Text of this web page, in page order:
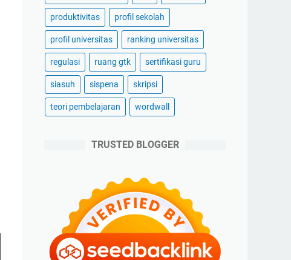
produktivitas profil sekolah
profil universitas ranking universitas
regulasi ruang gtk sertifikasi guru
siasuh sispena skripsi
teori pembelajaran wordwall
TRUSTED BLOGGER